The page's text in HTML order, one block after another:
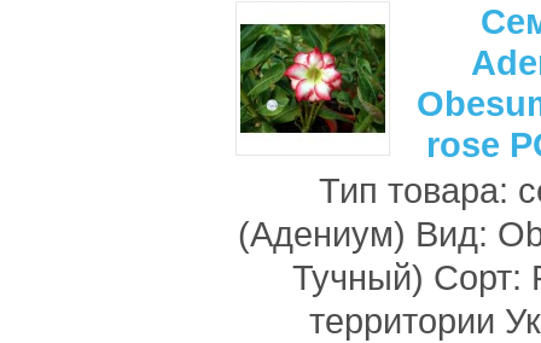
rose
Тип товара:
(Адениум) Вид:
Тучный) Сорт:
территории